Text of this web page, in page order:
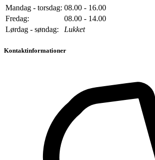
Mandag - torsdag: 08.00 - 16.00
Fredag:
08.00 - 14.00
Lørdag - søndag:
Lukket
Kontaktinformationer